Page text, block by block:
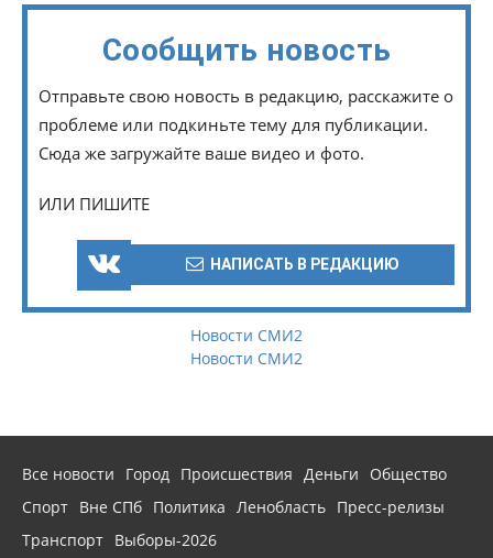
Сообщить новость
Отправьте свою новость в редакцию, расскажите о
проблеме или подкиньте тему для публикации.
Сюда же загружайте ваше видео и фото.
ИЛИ ПИШИТЕ
НАПИСАТЬ В РЕДАКЦИЮ
Новости СМИ2
Новости СМИ2
Все новости Город Происшествия Деньги
Общество
Спорт Вне СПб Политика Ленобласть Пресс-релизы
Транспорт Выборы-2026